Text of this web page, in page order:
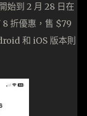
始到 2 月 28 日在
8 折優惠，售 $79
和 iOS 版本則